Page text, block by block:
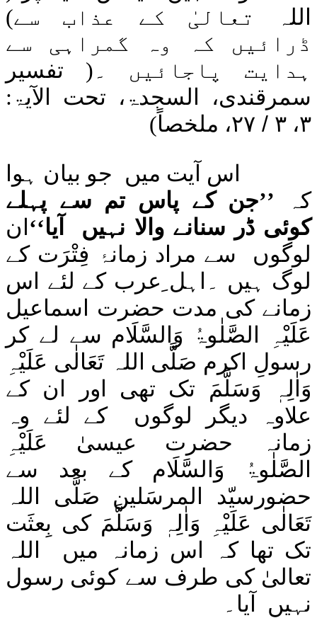
اَلْبَيِّنَة
اَلزِّلْزَال
اَلْقَارِعَة
اَلتَّكَاثُر
اَلْعَصْر
اَلْهُمَزَة
قُـرَيْش
اَلْكَافِرُوْن
اَلنَّصْر
اَلْاِخْلَاص
اَلْفَلَق
اَلنَّاس
اللہ
تعالیٰ کے عذاب سے)
ڈرائیں کہ وہ گمراہی سے
ہدایت پاجائیں ۔( تفسیر
سمرقندی، السجدۃ، تحت الآیۃ:
۳، ۳ / ۲۷، ملخصاً)
اس آیت میں جو بیان ہوا
کہ ’’جن کے پاس تم سے پہلے
کوئی ڈر سنانے والا نہیں
آیا‘‘ ان
لوگوں
سے مراد زمانۂ فِتْرَت کے
لوگ ہیں ۔اہل ِعرب کے لئے اس
زمانے کی مدت حضرت اسماعیل
عَلَیْہِ
الصَّلٰوۃُ وَالسَّلَام سے لے کر
رسولِ اکرم صَلَّی اللہ تَعَالٰی عَلَیْہِ
وَاٰلِہٖ وَسَلَّمَ
تک تھی اور ان کے
علاوہ دیگر لوگوں
کے لئے وہ
زمانہ حضرت عیسیٰ
عَلَیْہِ
الصَّلٰوۃُ
وَالسَّلَام
کے بعد سے
حضورسیّد المرسَلین
صَلَّی اللہ
تَعَالٰی عَلَیْہِ وَاٰلِہٖ وَسَلَّمَ کی بِعثَت
تک تھا کہ اس زمانہ میں
اللہ
تعالیٰ کی طرف سے کوئی رسول
نہیں
آیا۔